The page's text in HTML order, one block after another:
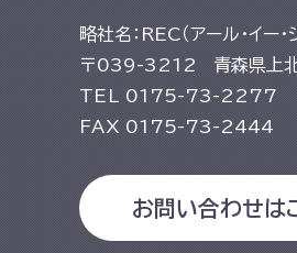
略社名：REC（アール・イー・
〒039-3212
青森県上
TEL
0175-73-2277
FAX 0175-73-2444
お問い合わせは